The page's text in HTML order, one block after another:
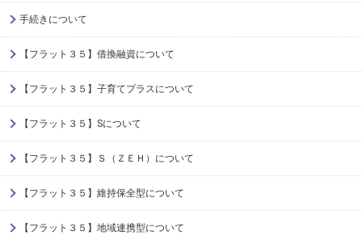
手続きについて
【フラット３５】借換融資について
【フラット３５】子育てプラスについて
【フラット３５】Sについて
【フラット３５】Ｓ（ＺＥＨ）について
【フラット３５】維持保全型について
【フラット３５】地域連携型について